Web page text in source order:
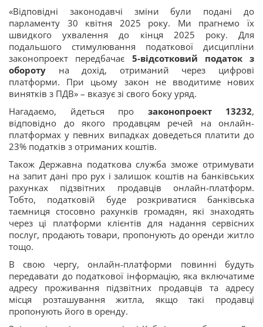
«Відповідні законодавчі зміни були подані до
парламенту 30 квітня 2025 року. Ми прагнемо їх
швидкого ухвалення до кінця 2025 року. Для
подальшого стимулювання податкової дисципліни
законопроект передбачає 5-відсотковий податок з
обороту на дохід, отриманий через цифрові
платформи. При цьому закон не вводитиме нових
винятків з ПДВ» – вказує зі свого боку уряд.
Нагадаємо, йдеться про законопроект 13232,
відповідно до якого продавцям речей на онлайн-
платформах у певних випадках доведеться платити до
23% податків з отриманих коштів.
Також Державна податкова служба зможе отримувати
на запит дані про рух і залишок коштів на банківських
рахунках підзвітних продавців онлайн-платформ.
Тобто, податковій буде розкриватися банківська
таємниця стосовно рахунків громадян, які знаходять
через ці платформи клієнтів для надання сервісних
послуг, продають товари, пропонують до оренди житло
тощо.
В свою чергу, онлайн-платформи повинні будуть
передавати до податкової інформацію, яка включатиме
адресу проживання підзвітних продавців та адресу
місця розташування житла, якщо такі продавці
пропонують його в оренду.